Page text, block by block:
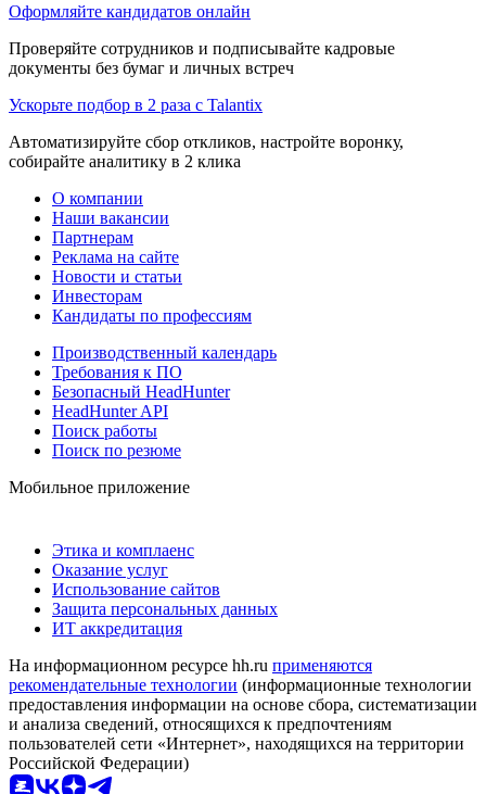
Оформляйте кандидатов онлайн
Проверяйте сотрудников и подписывайте кадровые
документы без бумаг и личных встреч
Ускорьте подбор в 2 раза с Talantix
Автоматизируйте сбор откликов, настройте воронку,
собирайте аналитику в 2 клика
О компании
Наши вакансии
Партнерам
Реклама на сайте
Новости и статьи
Инвесторам
Кандидаты по профессиям
Производственный календарь
Требования к ПО
Безопасный HeadHunter
HeadHunter API
Поиск работы
Поиск по резюме
Мобильное приложение
Этика и комплаенс
Оказание услуг
Использование сайтов
Защита персональных данных
ИТ аккредитация
На информационном ресурсе hh.ru применяются
рекомендательные технологии (информационные технологии
предоставления информации на основе сбора, систематизации
и анализа сведений, относящихся к предпочтениям
пользователей сети «Интернет», находящихся на территории
Российской Федерации)